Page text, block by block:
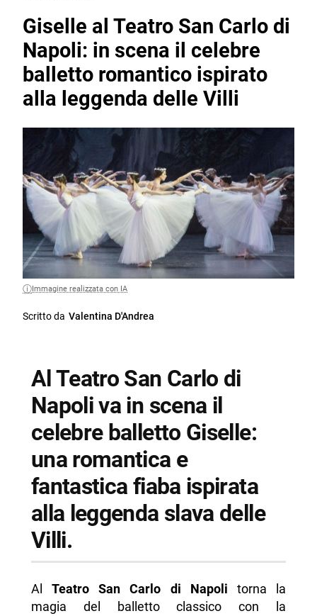
Giselle al Teatro San Carlo di
Napoli: in scena il celebre
balletto romantico ispirato
alla leggenda delle Villi
Immagine realizzata con IA
Scritto da Valentina D'Andrea
Al Teatro San Carlo di
Napoli va in scena il
celebre balletto Giselle:
una romantica e
fantastica fiaba ispirata
alla leggenda slava delle
Villi.
AlTeatro San Carlo di Napoli torna la
magia del balletto classico con la